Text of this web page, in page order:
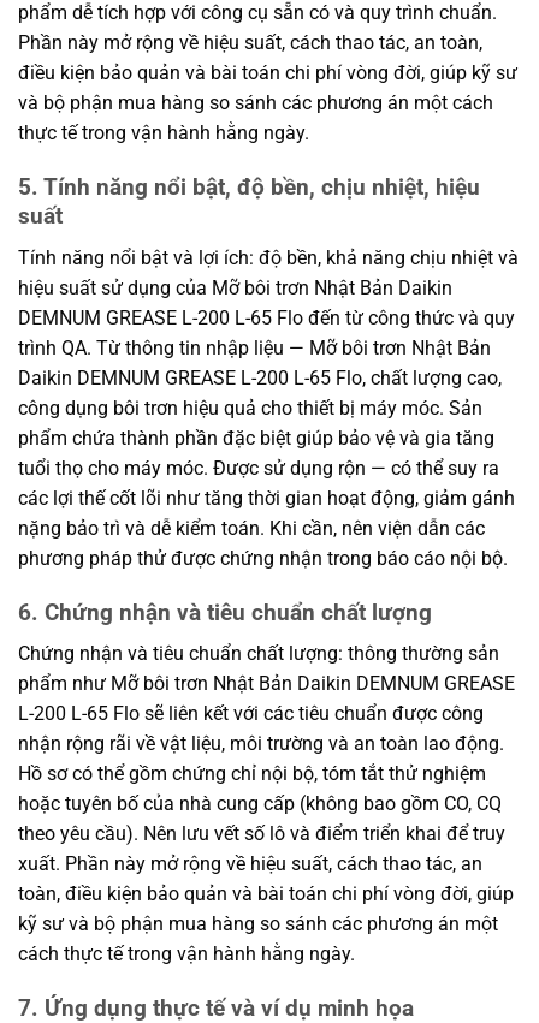
phẩm dễ tích hợp với công cụ sẵn có và quy trình chuẩn.
Phần này mở rộng về hiệu suất, cách thao tác, an toàn,
điều kiện bảo quản và bài toán chi phí vòng đời, giúp kỹ sư
và bộ phận mua hàng so sánh các phương án một cách
thực tế trong vận hành hằng ngày.
5. Tính năng nổi bật, độ bền, chịu nhiệt, hiệu
suất
Tính năng nổi bật và lợi ích: độ bền, khả năng chịu nhiệt và
hiệu suất sử dụng của Mỡ bôi trơn Nhật Bản Daikin
DEMNUM GREASE L-200 L-65 Flo đến từ công thức và quy
trình QA. Từ thông tin nhập liệu — Mỡ bôi trơn Nhật Bản
Daikin DEMNUM GREASE L-200 L-65 Flo, chất lượng cao,
công dụng bôi trơn hiệu quả cho thiết bị máy móc. Sản
phẩm chứa thành phần đặc biệt giúp bảo vệ và gia tăng
tuổi thọ cho máy móc. Được sử dụng rộn — có thể suy ra
các lợi thế cốt lõi như tăng thời gian hoạt động, giảm gánh
nặng bảo trì và dễ kiểm toán. Khi cần, nên viện dẫn các
phương pháp thử được chứng nhận trong báo cáo nội bộ.
6. Chứng nhận và tiêu chuẩn chất lượng
Chứng nhận và tiêu chuẩn chất lượng: thông thường sản
phẩm như Mỡ bôi trơn Nhật Bản Daikin DEMNUM GREASE
L-200 L-65 Flo sẽ liên kết với các tiêu chuẩn được công
nhận rộng rãi về vật liệu, môi trường và an toàn lao động.
Hồ sơ có thể gồm chứng chỉ nội bộ, tóm tắt thử nghiệm
hoặc tuyên bố của nhà cung cấp (không bao gồm CO, CQ
theo yêu cầu). Nên lưu vết số lô và điểm triển khai để truy
xuất. Phần này mở rộng về hiệu suất, cách thao tác, an
toàn, điều kiện bảo quản và bài toán chi phí vòng đời, giúp
kỹ sư và bộ phận mua hàng so sánh các phương án một
cách thực tế trong vận hành hằng ngày.
7. Ứng dụng thực tế và ví dụ minh họa